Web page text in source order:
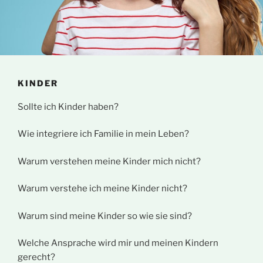
KINDER
Sollte ich Kinder haben?
Wie integriere ich Familie in mein Leben?
Warum verstehen meine Kinder mich nicht?
Warum verstehe ich meine Kinder nicht?
Warum sind meine Kinder so wie sie sind?
Welche Ansprache wird mir und meinen Kindern
gerecht?